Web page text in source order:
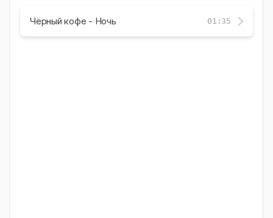
Чёрный кофе - Ночь 01:35